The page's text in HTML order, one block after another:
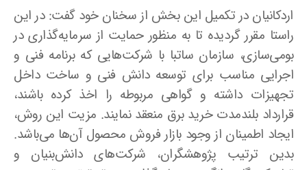
اردکانیان در تکمیل این بخش از سخنان خود گفت: در این
راستا مقرر گردیده تا به ‌منظور حمایت از سرمایه‌گذاری در
بومی‌سازی، سازمان ساتبا با شرکت‌هایی که برنامه فنی و
اجرایی مناسب برای توسعه دانش فنی و ساخت داخل
تجهیزات داشته و گواهی مربوطه را اخذ کرده باشند،
قرارداد بلندمدت خرید برق منعقد نمایند. مزیت این روش،
ایجاد اطمینان از وجود بازار فروش محصول آن‌ها می‌باشد.
بدین ترتیب پژوهشگران، شرکت‌های دانش‌بنیان و